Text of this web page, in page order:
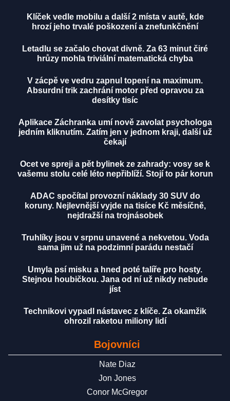
Klíček vedle mobilu a další 2 místa v autě, kde
hrozí jeho trvalé poškození a znefunkčnění
Letadlu se začalo chovat divně. Za 63 minut čiré
hrůzy mohla triviální matematická chyba
V zácpě ve vedru zapnul topení na maximum.
Absurdní trik zachrání motor před opravou za
desítky tisíc
Aplikace Záchranka umí nově zavolat psychologa
jedním kliknutím. Zatím jen v jednom kraji, další už
čekají
Ocet ve spreji a pět bylinek ze zahrady: vosy se k
vašemu stolu celé léto nepřiblíží. Stojí to pár korun
ADAC spočítal provozní náklady 30 SUV do
koruny. Nejlevnější vyjde na tisíce Kč měsíčně,
nejdražší na trojnásobek
Truhlíky jsou v srpnu unavené a nekvetou. Voda
sama jim už na podzimní parádu nestačí
Umyla psí misku a hned poté talíře pro hosty.
Stejnou houbičkou. Jana od ní už nikdy nebude
jíst
Technikovi vypadl nástavec z klíče. Za okamžik
ohrozil raketou miliony lidí
Bojovníci
Nate Diaz
Jon Jones
Conor McGregor